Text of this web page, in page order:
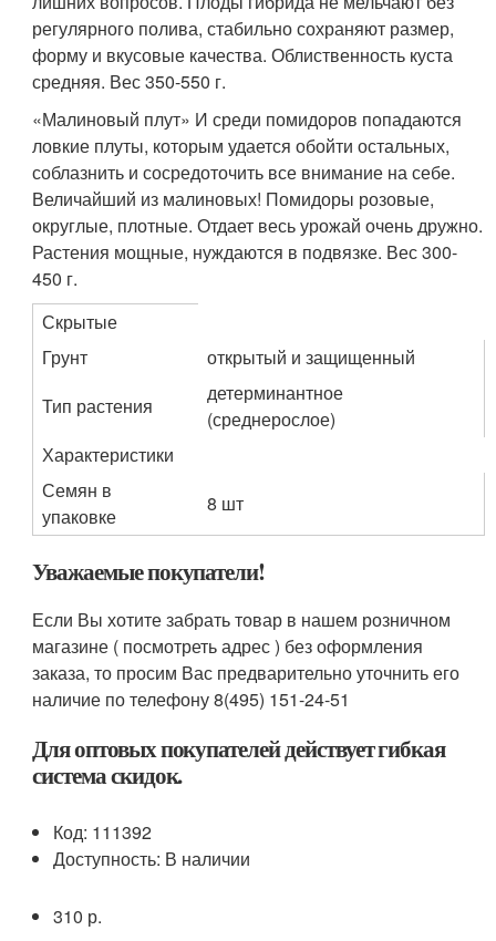
регулярного полива, стабильно сохраняют размер,
форму и вкусовые качества. Облиственность куста
средняя. Вес 350-550 г.
«Малиновый плут» И среди помидоров попадаются
ловкие плуты, которым удается обойти остальных,
соблазнить и сосредоточить все внимание на себе.
Величайший из малиновых! Помидоры розовые,
округлые, плотные. Отдает весь урожай очень дружно.
Растения мощные, нуждаются в подвязке. Вес 300-
450 г.
Скрытые
Грунт
открытый и защищенный
Тип растения
детерминантное
(среднерослое)
Характеристики
Семян в
упаковке
8 шт
Уважаемые покупатели!
Если Вы хотите забрать товар в нашем розничном
магазине ( посмотреть адрес ) без оформления
заказа, то просим Вас предварительно уточнить его
наличие по телефону 8(495) 151-24-51
Для оптовых покупателей действует гибкая
система скидок.
Код: 111392
Доступность: В наличии
310 р.